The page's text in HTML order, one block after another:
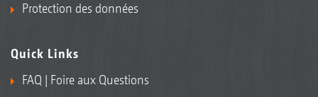
Protection des données
Quick Links
FAQ | Foire aux Questions